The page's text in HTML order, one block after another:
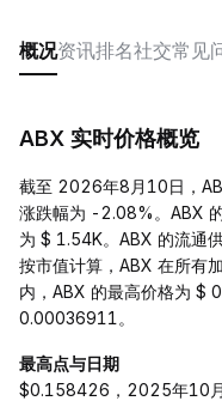
概况资讯排名社交常见
ABX 实时价格概览
截至 2026年8月10日，
涨跌幅为 -2.08%。ABX
为 $ 1.54K。ABX 的流通
按市值计算，ABX 在所有
内，ABX 的最高价格为 $
0.00036911。
最高点与日期
$0.158426，2025年10